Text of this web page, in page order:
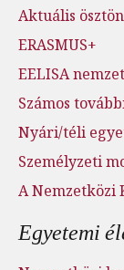
Aktuális
ERASMUS+
EELISA
Számos
Nyári/téli
Személyzeti
A Nemzetközi
Egyetemi